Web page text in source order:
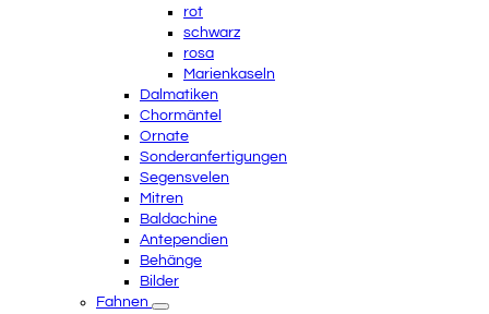
rot
schwarz
rosa
Marienkaseln
Dalmatiken
Chormäntel
Ornate
Sonderanfertigungen
Segensvelen
Mitren
Baldachine
Antependien
Behänge
Bilder
Fahnen